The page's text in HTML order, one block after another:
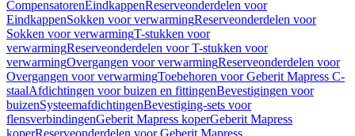
CompensatorenEindkappenReserveonderdelen voor
EindkappenSokken voor verwarmingReserveonderdelen voor
Sokken voor verwarmingT-stukken voor
verwarmingReserveonderdelen voor T-stukken voor
verwarmingOvergangen voor verwarmingReserveonderdelen voor
Overgangen voor verwarmingToebehoren voor Geberit Mapress C-
staalAfdichtingen voor buizen en fittingenBevestigingen voor
buizenSysteemafdichtingenBevestiging-sets voor
flensverbindingenGeberit Mapress koperGeberit Mapress
koperReserveonderdelen voor Geberit Mapress